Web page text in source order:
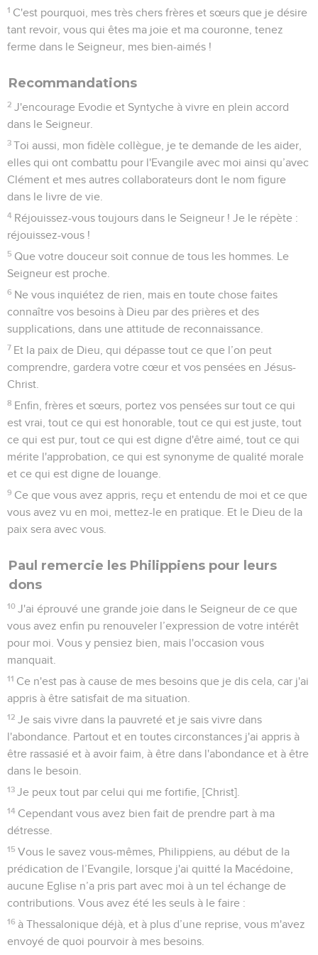
1 C'est pourquoi, mes très chers frères et sœurs que je désire
tant revoir, vous qui êtes ma joie et ma couronne, tenez
ferme dans le Seigneur, mes bien-aimés !
Recommandations
2 J'encourage Evodie et Syntyche à vivre en plein accord
dans le Seigneur.
3 Toi aussi, mon fidèle collègue, je te demande de les aider,
elles qui ont combattu pour l'Evangile avec moi ainsi qu’avec
Clément et mes autres collaborateurs dont le nom figure
dans le livre de vie.
4 Réjouissez-vous toujours dans le Seigneur ! Je le répète :
réjouissez-vous !
5 Que votre douceur soit connue de tous les hommes. Le
Seigneur est proche.
6 Ne vous inquiétez de rien, mais en toute chose faites
connaître vos besoins à Dieu par des prières et des
supplications, dans une attitude de reconnaissance.
7 Et la paix de Dieu, qui dépasse tout ce que l’on peut
comprendre, gardera votre cœur et vos pensées en Jésus-
Christ.
8 Enfin, frères et sœurs, portez vos pensées sur tout ce qui
est vrai, tout ce qui est honorable, tout ce qui est juste, tout
ce qui est pur, tout ce qui est digne d'être aimé, tout ce qui
mérite l'approbation, ce qui est synonyme de qualité morale
et ce qui est digne de louange.
9 Ce que vous avez appris, reçu et entendu de moi et ce que
vous avez vu en moi, mettez-le en pratique. Et le Dieu de la
paix sera avec vous.
Paul remercie les Philippiens pour leurs
dons
10 J'ai éprouvé une grande joie dans le Seigneur de ce que
vous avez enfin pu renouveler l’expression de votre intérêt
pour moi. Vous y pensiez bien, mais l'occasion vous
manquait.
11 Ce n'est pas à cause de mes besoins que je dis cela, car j'ai
appris à être satisfait de ma situation.
12 Je sais vivre dans la pauvreté et je sais vivre dans
l'abondance. Partout et en toutes circonstances j'ai appris à
être rassasié et à avoir faim, à être dans l'abondance et à être
dans le besoin.
13 Je peux tout par celui qui me fortifie, [Christ].
14 Cependant vous avez bien fait de prendre part à ma
détresse.
15 Vous le savez vous-mêmes, Philippiens, au début de la
prédication de l’Evangile, lorsque j'ai quitté la Macédoine,
aucune Eglise n’a pris part avec moi à un tel échange de
contributions. Vous avez été les seuls à le faire :
16 à Thessalonique déjà, et à plus d’une reprise, vous m'avez
envoyé de quoi pourvoir à mes besoins.